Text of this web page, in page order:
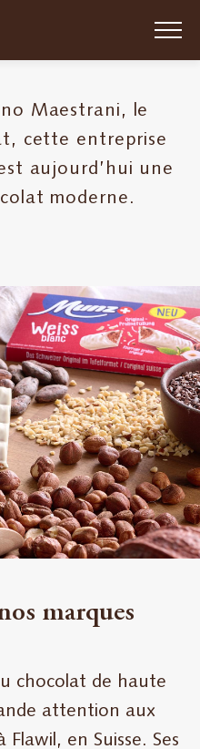
Maestrani, le
cette entreprise
aujourd’hui une
moderne.
marques
chocolat de haute
attention aux
en Suisse. Ses